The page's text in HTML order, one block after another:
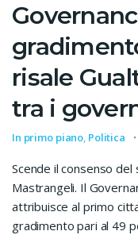
risale
tra i
In primo piano, Politica
Scende il consenso del
Mastrangeli. Il
attribuisce al primo
gradimento pari al 49